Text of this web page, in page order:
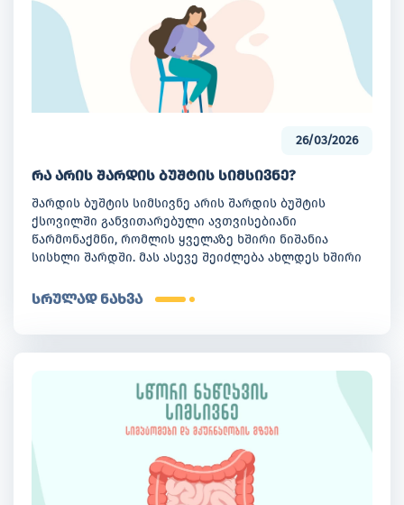
26/03/2026
რა არის შარდის ბუშტის სიმსივნე?
შარდის ბუშტის სიმსივნე არის შარდის ბუშტის
ქსოვილში განვითარებული ავთვისებიანი
წარმონაქმნი, რომლის ყველაზე ხშირი ნიშანია
სისხლი შარდში. მას ასევე შეიძლება ახლდეს ხშირი
ქვედა ნაწილში ტკივილი და ზოგადი სისუსტე.
სრულად ნახვა